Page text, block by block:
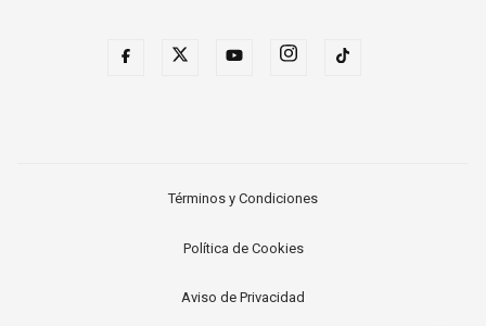
Términos y Condiciones
Política de Cookies
Aviso de Privacidad